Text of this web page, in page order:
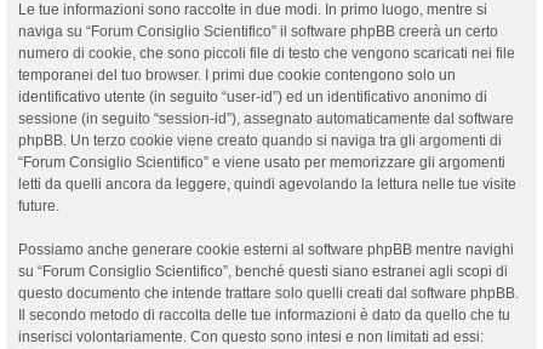
Le tue informazioni sono raccolte in due modi. In primo luogo, mentre si
naviga su “Forum Consiglio Scientifico” il software phpBB creerà un certo
numero di cookie, che sono piccoli file di testo che vengono scaricati nei file
temporanei del tuo browser. I primi due cookie contengono solo un
identificativo utente (in seguito “user-id”) ed un identificativo anonimo di
sessione (in seguito “session-id”), assegnato automaticamente dal software
phpBB. Un terzo cookie viene creato quando si naviga tra gli argomenti di
“Forum Consiglio Scientifico” e viene usato per memorizzare gli argomenti
letti da quelli ancora da leggere, quindi agevolando la lettura nelle tue visite
future.
Possiamo anche generare cookie esterni al software phpBB mentre navighi
su “Forum Consiglio Scientifico”, benché questi siano estranei agli scopi di
questo documento che intende trattare solo quelli creati dal software phpBB.
Il secondo metodo di raccolta delle tue informazioni è dato da quello che tu
inserisci volontariamente. Con questo sono intesi e non limitati ad essi: